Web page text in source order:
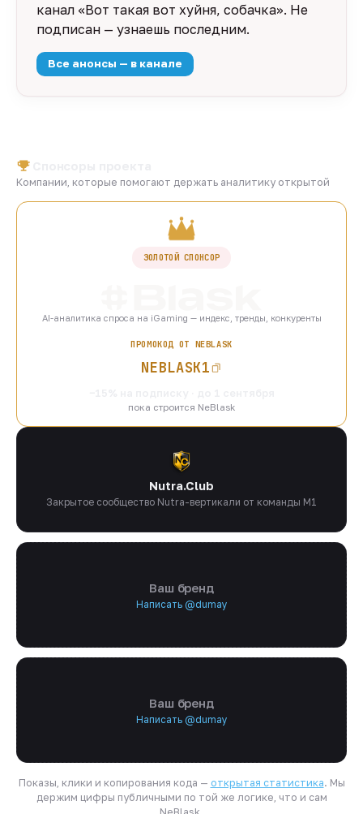
канал «Вот такая вот хуйня, собачка». Не
подписан — узнаешь последним.
Все анонсы — в канале
Компании, которые помогают держать аналитику открытой
ЗОЛОТОЙ СПОНСОР
AI-аналитика спроса на iGaming — индекс, тренды, конкуренты
ПРОМОКОД ОТ NEBLASK
NEBLASK1
пока строится NeBlask
Nutra.Club
Закрытое сообщество Nutra-вертикали от команды M1
Ваш бренд
Написать @dumay
Ваш бренд
Написать @dumay
Показы, клики и копирования кода — открытая статистика. Мы
держим цифры публичными по той же логике, что и сам